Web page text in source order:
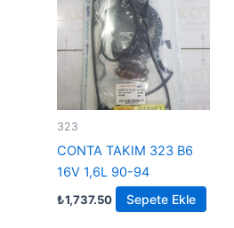
323
CONTA TAKIM 323 B6
16V 1,6L 90-94
₺1,737.50 Sepete Ekle